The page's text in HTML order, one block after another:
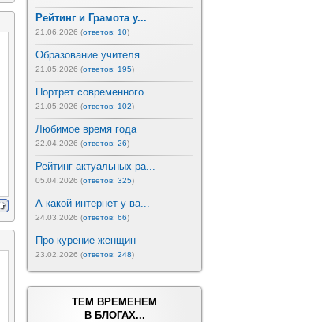
Рейтинг и Грамота у...
21.06.2026 (ответов: 10)
Образование учителя
21.05.2026 (ответов: 195)
Портрет современного ...
21.05.2026 (ответов: 102)
Любимое время года
22.04.2026 (ответов: 26)
Рейтинг актуальных ра...
05.04.2026 (ответов: 325)
А какой интернет у ва...
24.03.2026 (ответов: 66)
Про курение женщин
23.02.2026 (ответов: 248)
ТЕМ ВРЕМЕНЕМ
В БЛОГАХ...